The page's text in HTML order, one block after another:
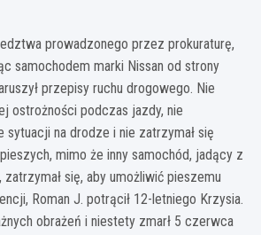
prowadzonego przez prokuraturę,
samochodem marki Nissan od strony
przepisy ruchu drogowego. Nie
ostrożności podczas jazdy, nie
sytuacji na drodze i nie zatrzymał się
mimo że inny samochód, jadący z
się, aby umożliwić pieszemu
Roman J. potrącił 12-letniego Krzysia.
obrażeń i niestety zmarł 5 czerwca